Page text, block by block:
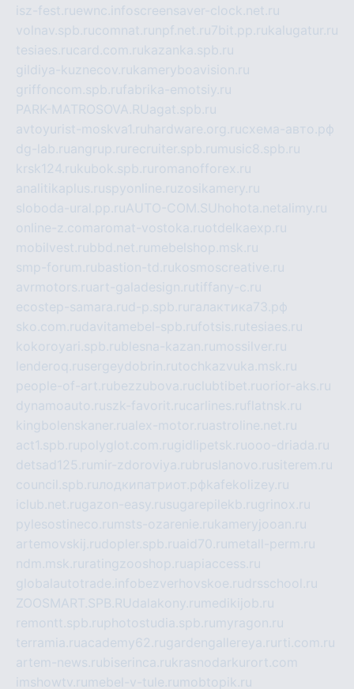
isz-fest.ruewnc.infoscreensaver-clock.net.ru
volnav.spb.rucomnat.ru npf.net.ru7bit.pp.rukalugatur.ru
tesiaes.rucard.com.rukazanka.spb.ru
gildiya-kuznecov.rukameryboavision.ru
griffoncom.spb.rufabrika-emotsiy.ru
PARK-MATROSOVA.RUagat.spb.ru
avtoyurist-moskva1.ru hardware.org.ruсхема-авто.рф
dg-lab.ruangrup.ru recruiter.spb.ru music8.spb.ru
krsk124.rukubok.spb.ru romanofforex.ru
analitikaplus.ruspyonline.ruzosikamery.ru
sloboda-ural.pp.ruAUTO-COM.SU hohota.netalimy.ru
online-z.comaromat-vostoka.ruotdelkaexp.ru
mobilvest.rubbd.net.ru mebelshop.msk.ru
smp-forum.rubastion-td.rukosmoscreative.ru
avrmotors.ruart-galadesign.rutiffany-c.ru
ecostep-samara.rud-p.spb.ru галактика73.рф
sko.com.rudavitamebel-spb.rufotsis.rutesiaes.ru
kokoroyari.spb.rublesna-kazan.ru mossilver.ru
lenderoq.rusergeydobrin.rutochkazvuka.msk.ru
people-of-art.rubezzubova.ruclubtibet.ruorior-aks.ru
dynamoauto.ruszk-favorit.rucarlines.ruflatnsk.ru
kingbolenskaner.rualex-motor.ruastroline.net.ru
act1.spb.rupolyglot.com.rugidlipetsk.ruooo-driada.ru
detsad125.ru mir-zdoroviya.rubruslanovo.rusiterem.ru
council.spb.ruлодкипатриот.рфkafekolizey.ru
iclub.net.rugazon-easy.rusugarepilekb.rugrinox.ru
pylesostineco.ru msts-ozarenie.rukameryjooan.ru
artemovskij.rudopler.spb.ruaid70.ru metall-perm.ru
ndm.msk.ru ratingzooshop.ruapiaccess.ru
globalautotrade.info bezverhovskoe.rudrsschool.ru
ZOOSMART.SPB.RUdalakony.ru medikijob.ru
remontt.spb.ruphotostudia.spb.ru myragon.ru
terramia.ruacademy62.rugardengallereya.ru rti.com.ru
artem-news.rubiserinca.rukrasnodarkurort.com
imshowtv.ru mebel-v-tule.ru mobtopik.ru